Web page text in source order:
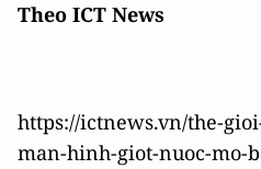
Theo ICT News
https://ictnews.vn/the-
man-hinh-giot-nuoc-mo-